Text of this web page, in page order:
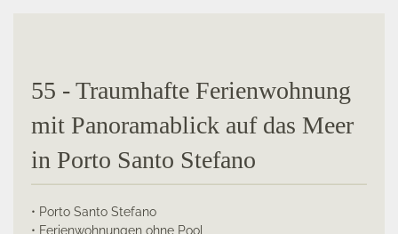
55 - Traumhafte Ferienwohnung
mit Panoramablick auf das Meer
in Porto Santo Stefano
• Porto Santo Stefano
• Ferienwohnungen ohne Pool